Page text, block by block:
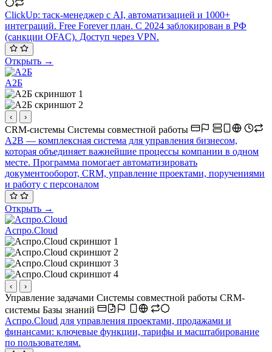
ClickUp: таск-менеджер с AI, автоматизацией и 1000+
интеграций. Free Forever план. С 2024 заблокирован в РФ
(санкции OFAC). Доступ через VPN.
Открыть →
А2Б
‹ ›
CRM-системы Системы совместной работы
A2B — комплексная система для управления бизнесом,
которая объединяет важнейшие процессы компании в одном
месте. Программа помогает автоматизировать
документооборот, CRM, управление проектами, поручениями
и работу с персоналом
Открыть →
Аспро.Cloud
‹ ›
Управление задачами Системы совместной работы CRM-
системы Базы знаний
Аспро.Cloud для управления проектами, продажами и
финансами: ключевые функции, тарифы и масштабирование
по пользователям.